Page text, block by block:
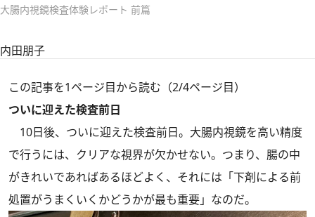
大腸内視鏡検査体験レポート 前篇
内田朋子
この記事を1ページ目から読む（2/4ページ目）
ついに迎えた検査前日
10日後、ついに迎えた検査前日。大腸内視鏡を高い精度
で行うには、クリアな視界が欠かせない。つまり、腸の中
がきれいであればあるほどよく、それには「下剤による前
処置がうまくいくかどうかが最も重要」なのだ。